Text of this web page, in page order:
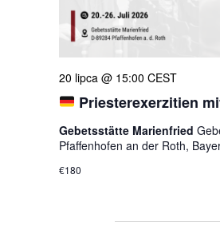
Priesterexerzitien
20 lipca @ 15:00 CEST
Gebetsstätte Marienfried
Pfaffenhofen an der Roth,
€180